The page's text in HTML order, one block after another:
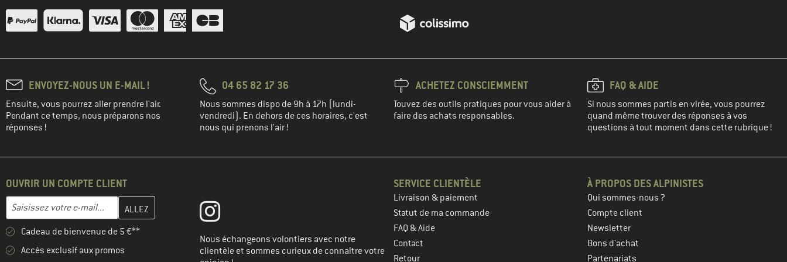
ENVOYEZ-NOUS UN E-MAIL !
Ensuite, vous pourrez aller prendre l'air.
Pendant ce temps, nous préparons nos
réponses !
04 65 82 17 36
Nous sommes dispo de 9h à 17h (lundi-
vendredi). En dehors de ces horaires, c'est
nous qui prenons l'air !
ACHETEZ CONSCIEMMENT
Touvez des outils pratiques pour vous aider à
faire des achats responsables.
FAQ & AIDE
Si nous sommes partis en virée, vous pourrez
quand même trouver des réponses à vos
questions à tout moment dans cette rubrique !
OUVRIR UN COMPTE CLIENT
Adresse e-mail
Entrez votre adresse e-mail ici et créez votre compte client à la prochaine étape
Cadeau de bienvenue de 5 €**
Accès exclusif aux promos
Nous échangeons volontiers avec notre
clientèle et sommes curieux de connaître votre
SERVICE CLIENTÈLE
Livraison & paiement
Statut de ma commande
FAQ & Aide
Contact
Retour
À PROPOS DES ALPINISTES
Qui sommes-nous ?
Compte client
Newsletter
Bons d'achat
Partenariats